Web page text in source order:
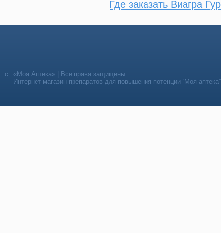
Где заказать Виагра
«Моя Аптека» | Все права защищены
Интернет-магазин препаратов для повышения потенции “Моя